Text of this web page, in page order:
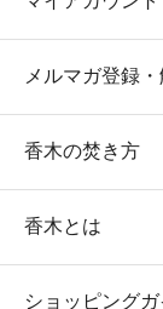
メルマガ登録
香木の焚き方
香木とは
ショッピングガ